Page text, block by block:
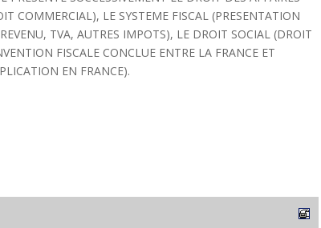
COMMERCIAL), LE SYSTEME FISCAL (PRESENTATION
TVA, AUTRES IMPOTS), LE DROIT SOCIAL (DROIT
FISCALE CONCLUE ENTRE LA FRANCE ET
EN FRANCE).